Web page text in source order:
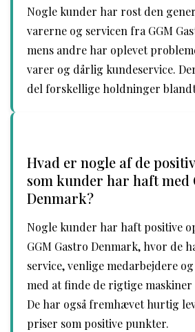
Nogle kunder har rost den
varerne og servicen fra GGM
mens andre har oplevet
varer og dårlig kundeservice.
del forskellige holdninger
Hvad er nogle af de
som kunder har haft med
Denmark?
Nogle kunder har haft positive
GGM Gastro Denmark, hvor de
service, venlige medarbejdere
med at finde de rigtige maskiner
De har også fremhævet hurtig
priser som positive punkter.